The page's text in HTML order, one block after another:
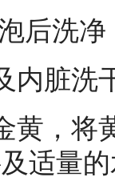
后洗
内脏洗
黄，将
适量